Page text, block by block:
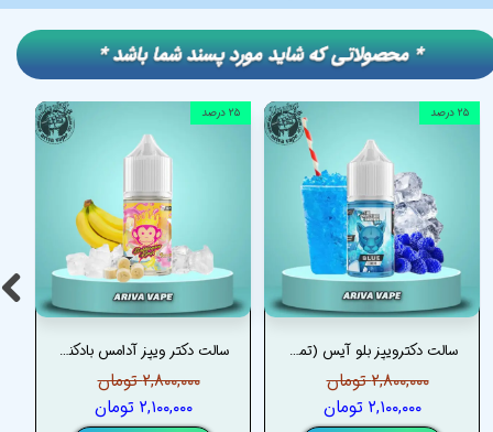
سالت دکتر ویپز آدامس بادکنکی موز یخ – DRVAPES BUBBLEGUM KINGS BANANA ICE SALT
۲,۸۰۰,۰۰۰ تومان
۲,۱۰۰,۰۰۰ تومان
۲۵ درصد
سالت دکترویپز بلو آیس (تمشک آبی یخ) – DRVAPES BLUE ICE SALT
۲,۸۰۰,۰۰۰ تومان
۲,۱۰۰,۰۰۰ تومان
۲۵ درصد
​​* محصولاتی که شاید مورد پسند شما باشد *